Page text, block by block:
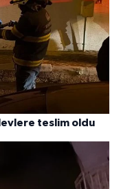
teslim oldu